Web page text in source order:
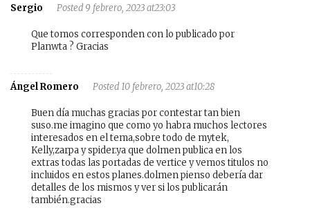
Sergio Posted 9 febrero, 2023 at23:03
Que tomos corresponden con lo publicado por
Planwta ? Gracias
Ángel Romero Posted 10 febrero, 2023 at10:28
Buen día muchas gracias por contestar tan bien
suso.me imagino que como yo habra muchos lectores
interesados en el tema,sobre todo de mytek,
Kelly,zarpa y spider.ya que dolmen publica en los
extras todas las portadas de vertice y vemos titulos no
incluidos en estos planes.dolmen pienso debería dar
detalles de los mismos y ver si los publicarán
también.gracias